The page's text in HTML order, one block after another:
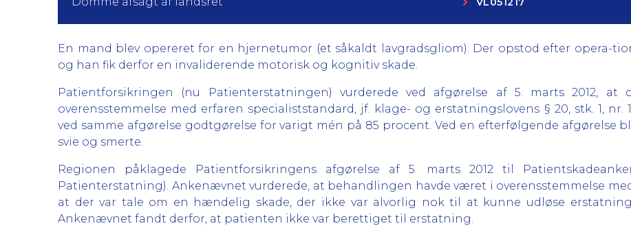
En mand blev opereret for en hjernetumor (et såkaldt lavgradsgliom). Der opstod efter opera-
og han fik derfor en invaliderende motorisk og kognitiv skade.
Patientforsikringen (nu Patienterstatningen) vurderede ved afgørelse af 5. marts 2012,
overensstemmelse med erfaren specialiststandard, jf. klage- og erstatningslovens § 20, stk. 1,
ved samme afgørelse godtgørelse for varigt mén på 85 procent. Ved en efterfølgende afgørelse
svie og smerte.
Regionen påklagede Patientforsikringens afgørelse af 5. marts 2012 til
Patienterstatning). Ankenævnet vurderede, at behandlingen havde været i overensstemmelse
at der var tale om en hændelig skade, der ikke var alvorlig nok til at kunne udløse erstatning
Ankenævnet fandt derfor, at patienten ikke var berettiget til erstatning.